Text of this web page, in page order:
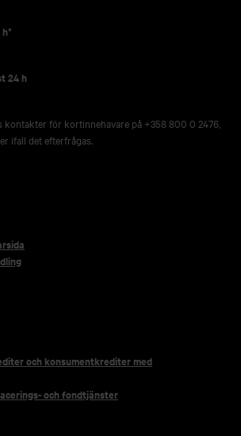
24 h
kontakter för kortinnehavare på +358 800 0 2476,
ifall det efterfrågas.
och konsumentkrediter med
och fondtjänster